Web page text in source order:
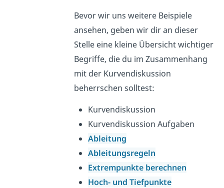
Bevor wir uns weitere Beispiele
ansehen, geben wir dir an dieser
Stelle eine kleine Übersicht wichtiger
Begriffe, die du im Zusammenhang
mit der Kurvendiskussion
beherrschen solltest:
Kurvendiskussion
Kurvendiskussion Aufgaben
Ableitung
Ableitungsregeln
Extrempunkte berechnen
Hoch- und Tiefpunkte